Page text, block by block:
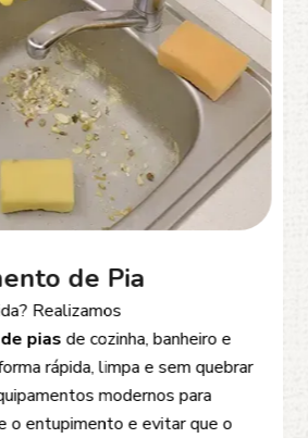
de Esgoto
de esgoto
rápidas e eficientes para
de esgoto, caixas de
Utilizamos equipamentos
seguras que garantem um